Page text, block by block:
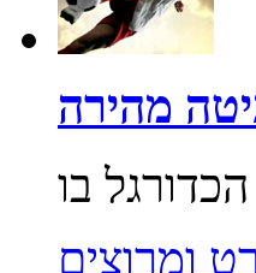
מהירה
ומרוצים